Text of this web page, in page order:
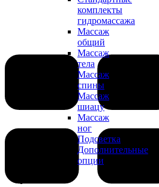
комплекты
гидромассажа
Массаж
общий
Массаж
тела
Массаж
спины
Массаж
шиацу
Массаж
ног
Подсветка
Дополнительные
опции